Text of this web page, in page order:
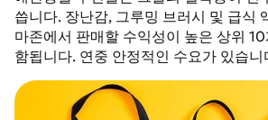
씁니다. 장난감, 그루밍 브러시 및 급식
마존에서 판매할 수익성이 높은 상위
함됩니다. 연중 안정적인 수요가 있습니